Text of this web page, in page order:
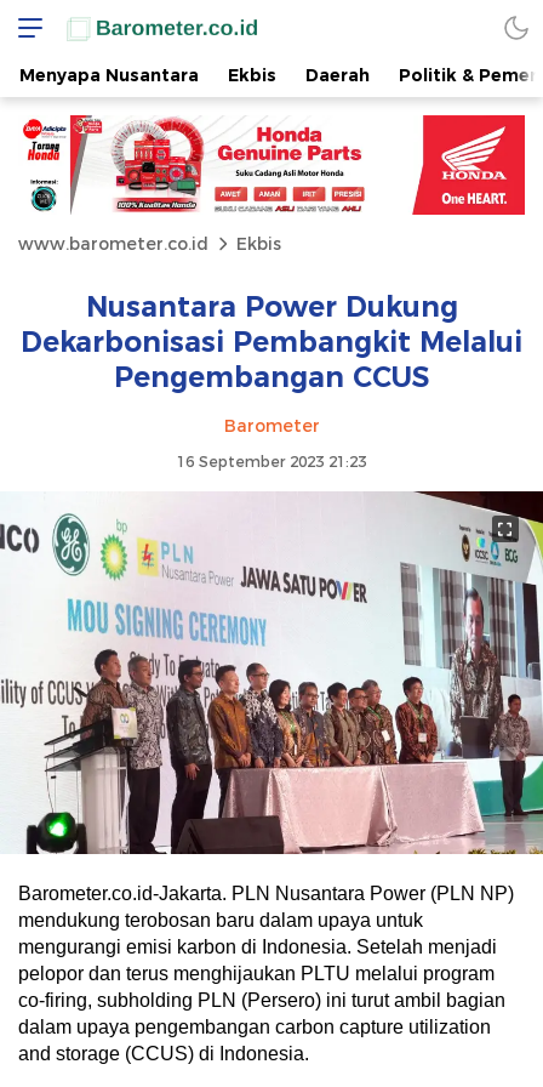
Menyapa Nusantara Ekbis Daerah Politik &
www.barometer.co.id Ekbis
Nusantara Power Dukung
Dekarbonisasi Pembangkit Melalui
Pengembangan CCUS
Barometer
16 September 2023 21:23
Barometer.co.id-Jakarta. PLN Nusantara Power (PLN NP)
mendukung terobosan baru dalam upaya untuk
mengurangi emisi karbon di Indonesia. Setelah menjadi
pelopor dan terus menghijaukan PLTU melalui program
co-firing, subholding PLN (Persero) ini turut ambil bagian
dalam upaya pengembangan carbon capture utilization
and storage (CCUS) di Indonesia.